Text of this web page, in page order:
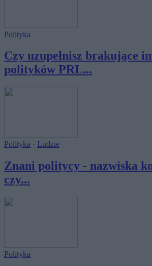
Polityka
Czy uzupełnisz brakujące
polityków PRL...
Polityka · Ludzie
Znani politycy - nazwiska
czy...
Polityka